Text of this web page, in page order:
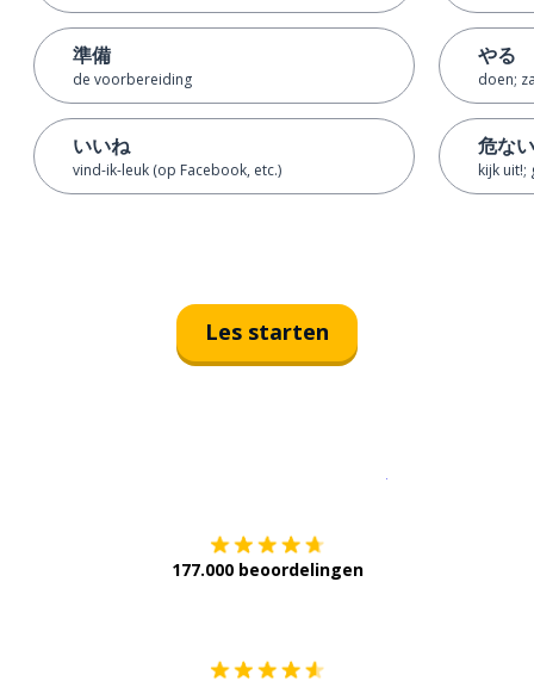
準備
de voorbereiding
いいね
vind-ik-leuk (op Facebook, etc.)
やる
doen;
危な
kijk uit!;
Les starten
177.000 beoordelingen